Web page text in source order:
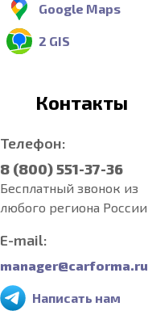
Google Maps
2 GIS
Контакты
Телефон:
8 (800) 551-37-36
Бесплатный звонок из
любого региона России
E-mail:
manager@carforma.ru
Написать нам